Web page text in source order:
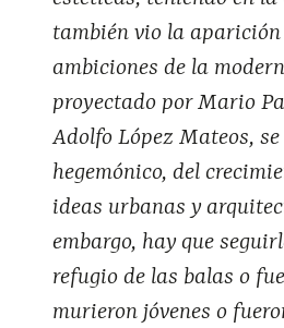
también vio la aparición
ambiciones de la
proyectado por Mario
Adolfo López Mateos,
hegemónico, del
ideas urbanas y
embargo, hay que
refugio de las balas o
murieron jóvenes o